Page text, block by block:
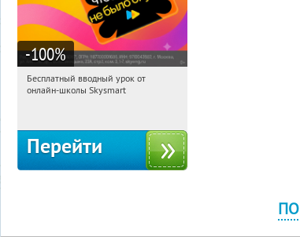
-100%
07:23:33
Получи первым!
Бесплатный вводный урок от
онлайн-школы Skysmart
Перейти